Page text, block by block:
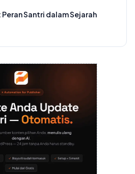
Santri dalam Sejarah